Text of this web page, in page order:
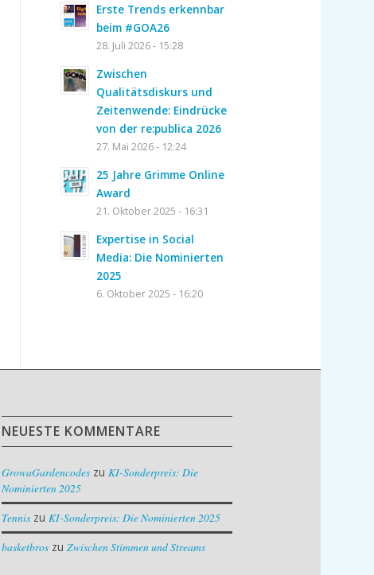
Erste Trends erkennbar
beim #GOA26
28. Juli 2026 - 15:28
Zwischen
Qualitätsdiskurs und
Zeitenwende: Eindrücke
von der re:publica 2026
27. Mai 2026 - 12:24
25 Jahre Grimme Online
Award
21. Oktober 2025 - 16:31
Expertise in Social
Media: Die Nominierten
2025
6. Oktober 2025 - 16:20
NEUESTE KOMMENTARE
GrowaGardencodes zuKI-Sonderpreis: Die
Nominierten 2025
Tennis zuKI-Sonderpreis: Die Nominierten 2025
basketbros zuZwischen Stimmen und Streams